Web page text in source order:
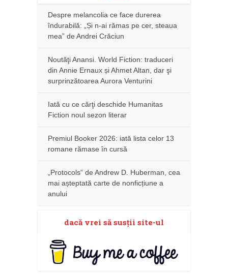
Despre melancolia ce face durerea
îndurabilă: „Și n-ai rămas pe cer, steaua
mea” de Andrei Crăciun
Noutăţi Anansi. World Fiction: traduceri
din Annie Ernaux și Ahmet Altan, dar şi
surprinzătoarea Aurora Venturini
Iată cu ce cărţi deschide Humanitas
Fiction noul sezon literar
Premiul Booker 2026: iată lista celor 13
romane rămase în cursă
„Protocols“ de Andrew D. Huberman, cea
mai așteptată carte de nonficțiune a
anului
dacă vrei să susţii site-ul